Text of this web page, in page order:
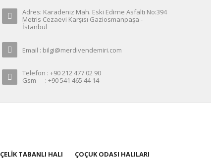
Adres: Karadeniz Mah. Eski Edirne Asfaltı No:394
Metris Cezaevi Karşısı Gaziosmanpaşa -
İstanbul
Email : bilgi@merdivendemiri.com
Telefon : +90 212 477 02 90
Gsm : +90 541 465 44 14
ÇELİK TABANLI HALI ÇOÇUK ODASI HALILARI